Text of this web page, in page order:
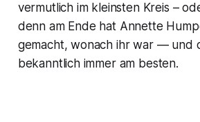
vermutlich im kleinsten Kreis –
denn am Ende hat Annette
gemacht, wonach ihr war — und
bekanntlich immer am besten.